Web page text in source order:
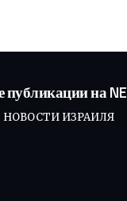
на
НОВОСТИ ИЗРАИЛЯ